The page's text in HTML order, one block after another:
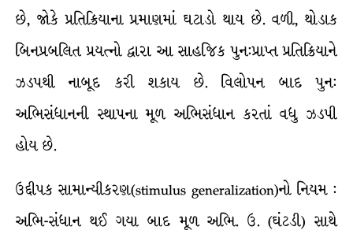
છે, જોકે પ્રતિક્રિયાના પ્રમાણમાં ઘટાડો થાય છે. વળી, થોડાક
બિનપ્રબલિત પ્રયત્નો દ્વારા આ સાહજિક પુન:પ્રાપ્ત પ્રતિક્રિયાને
ઝડપથી નાબૂદ કરી શકાય છે. વિલોપન બાદ પુન:
અભિસંધાનની સ્થાપના મૂળ અભિસંધાન કરતાં વધુ ઝડપી
હોય છે.
ઉદ્દીપક સામાન્યીકરણ(stimulus generalization)નો નિયમ :
અભિ-સંધાન થઈ ગયા બાદ મૂળ અભિ. ઉ. (ઘંટડી) સાથે